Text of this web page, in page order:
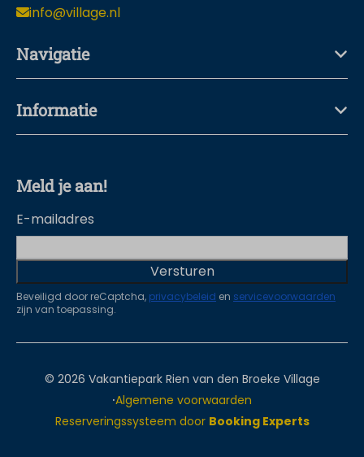
info@village.nl
Navigatie
Informatie
Meld je aan!
E-mailadres
Versturen
Beveiligd door reCaptcha, privacybeleid en servicevoorwaarden
zijn van toepassing.
© 2026 Vakantiepark Rien van den Broeke Village
·Algemene voorwaarden
Reserveringssysteem door Booking Experts